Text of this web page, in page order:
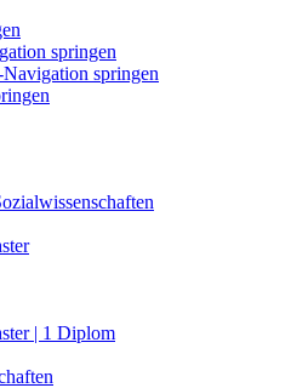
springen
springen
| 1 Diplom